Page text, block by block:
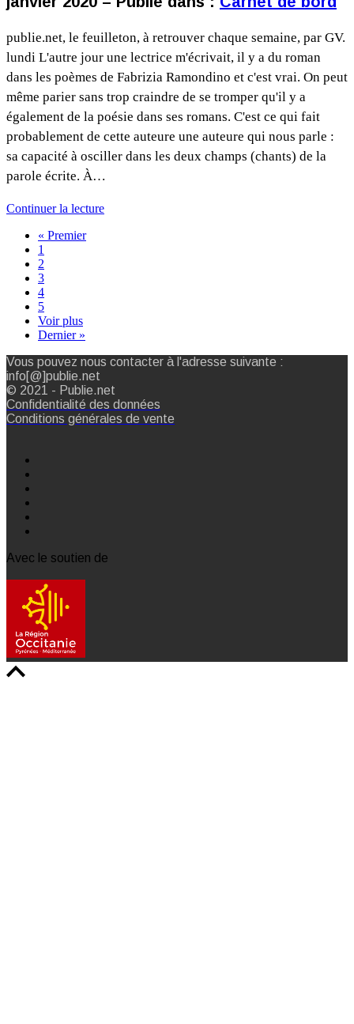
publie.net, le feuilleton, à retrouver chaque semaine, par GV.
lundi L'autre jour une lectrice m'écrivait, il y a du roman
dans les poèmes de Fabrizia Ramondino et c'est vrai. On peut
même parier sans trop craindre de se tromper qu'il y a
également de la poésie dans ses romans. C'est ce qui fait
probablement de cette auteure une auteure qui nous parle :
sa capacité à osciller dans les deux champs (chants) de la
parole écrite. À…
Continuer la lecture
« Premier
1
2
3
4
5
Voir plus
Dernier »
Vous pouvez nous contacter à l'adresse suivante :
info[@]publie.net
© 2021 - Publie.net
Confidentialité des données
Conditions générales de vente
Avec le soutien de